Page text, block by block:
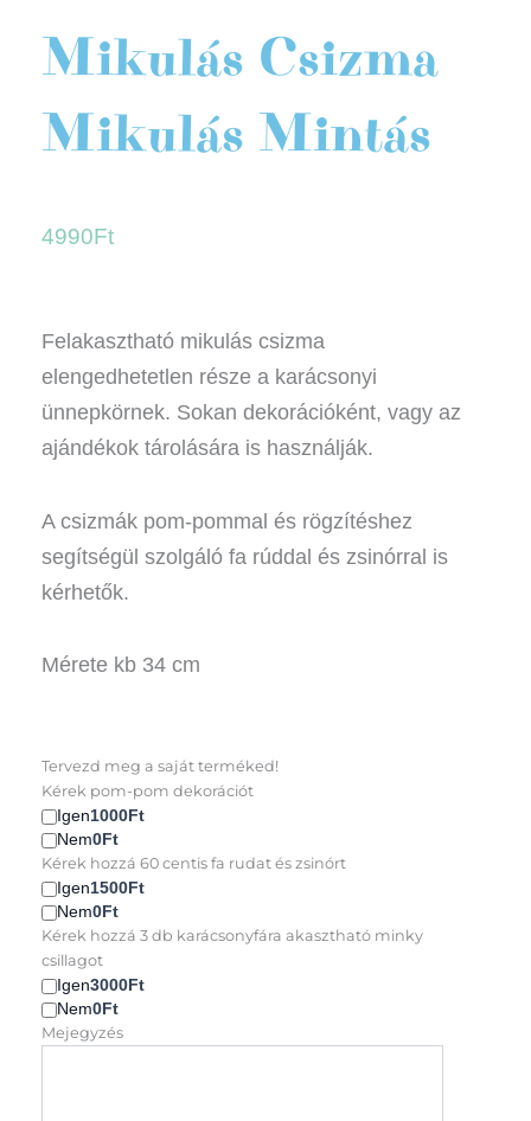
Mikulás Csizma
Mikulás Mintás
4990Ft
Felakasztható mikulás csizma
elengedhetetlen része a karácsonyi
ünnepkörnek. Sokan dekorációként, vagy az
ajándékok tárolására is használják.
A csizmák pom-pommal és rögzítéshez
segítségül szolgáló fa rúddal és zsinórral is
kérhetők.
Mérete kb 34 cm
Tervezd meg a saját terméked!
Kérek pom-pom dekorációt
Igen1000Ft
Nem0Ft
Kérek hozzá 60 centis fa rudat és zsinórt
Igen1500Ft
Nem0Ft
Kérek hozzá 3 db karácsonyfára akasztható minky
csillagot
Igen3000Ft
Nem0Ft
Mejegyzés
Mikulás
csizma
mikulás
mintás
mennyiség